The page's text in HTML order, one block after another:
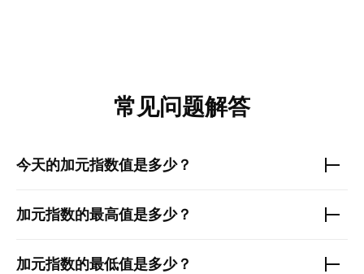
常见问题解答
今天的加元指数值是多少？
加元指数的最高值是多少？
加元指数的最低值是多少？